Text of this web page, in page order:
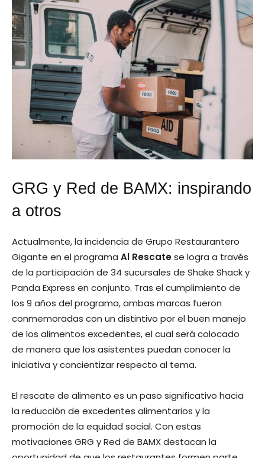
GRG y Red de BAMX: inspirando
a otros
Actualmente, la incidencia de Grupo Restaurantero
Gigante en el programa Al Rescatese logra a través
de la participación de 34 sucursales de Shake Shack y
Panda Express en conjunto. Tras el cumplimiento de
los 9 años del programa, ambas marcas fueron
conmemoradas con un distintivo por el buen manejo
de los alimentos excedentes, el cual será colocado
de manera que los asistentes puedan conocer la
iniciativa y concientizar respecto al tema.
El rescate de alimento es un paso significativo hacia
la reducción de excedentes alimentarios y la
promoción de la equidad social. Con estas
motivaciones GRG y Red de BAMX destacan la